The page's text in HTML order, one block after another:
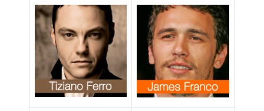
divorziata dal
marito gay in
una sit-com